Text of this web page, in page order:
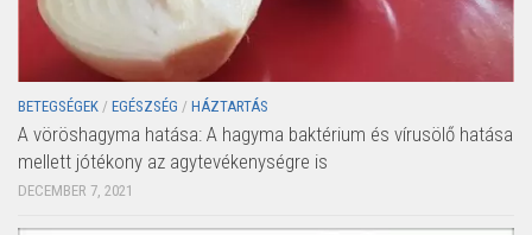
BETEGSÉGEK / EGÉSZSÉG / HÁZTARTÁS
A vöröshagyma hatása: A hagyma baktérium és vírusölő hatása
mellett jótékony az agytevékenységre is
DECEMBER 7, 2021